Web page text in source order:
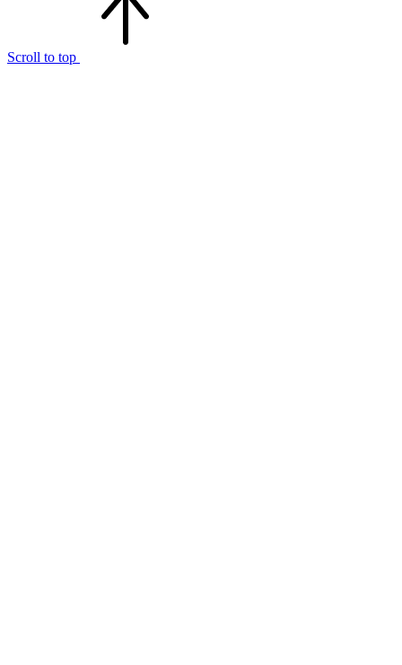
Scroll to top